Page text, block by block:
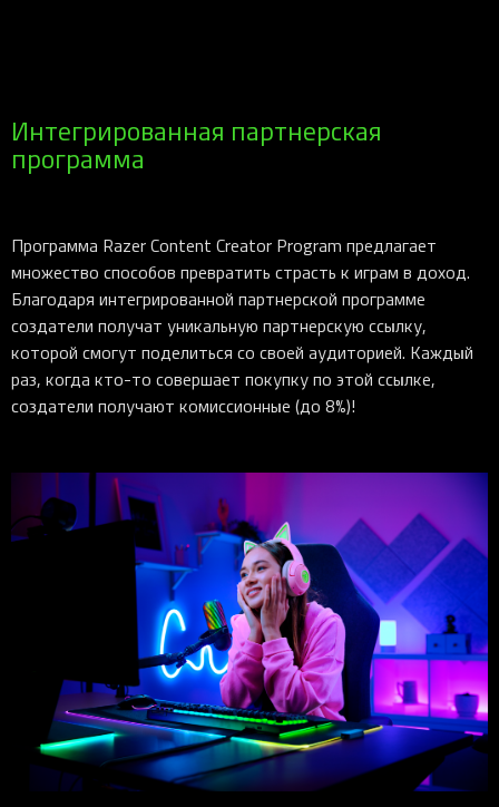
Интегрированная партнерская
программа
Программа Razer Content Creator Program предлагает
множество способов превратить страсть к играм в доход.
Благодаря интегрированной партнерской программе
создатели получат уникальную партнерскую ссылку,
которой смогут поделиться со своей аудиторией. Каждый
раз, когда кто-то совершает покупку по этой ссылке,
создатели получают комиссионные (до 8%)!